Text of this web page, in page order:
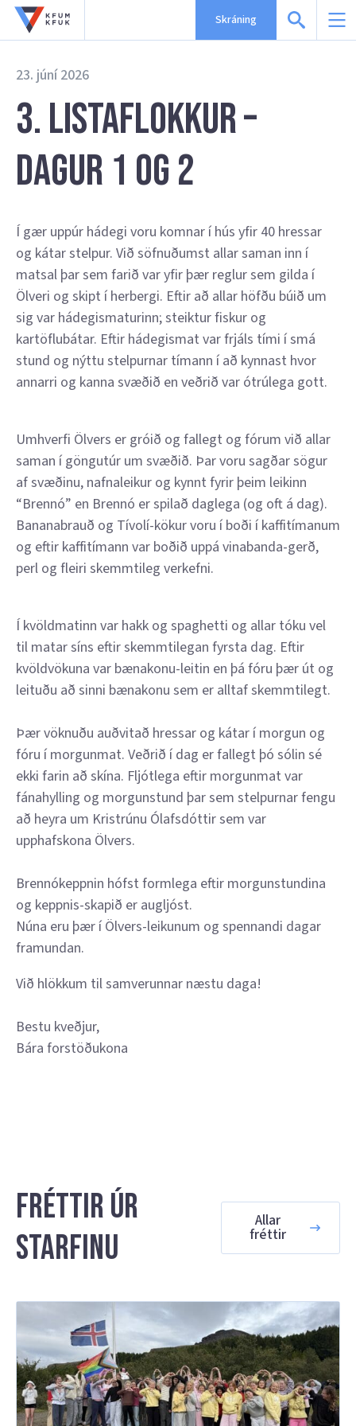
Skráning
23. júní 2026
3. Listaflokkur –
dagur 1 og 2
Í gær uppúr hádegi voru komnar í hús yfir 40 hressar
og kátar stelpur. Við söfnuðumst allar saman inn í
matsal þar sem farið var yfir þær reglur sem gilda í
Ölveri og skipt í herbergi. Eftir að allar höfðu búið um
sig var hádegismaturinn; steiktur fiskur og
kartöflubátar. Eftir hádegismat var frjáls tími í smá
stund og nýttu stelpurnar tímann í að kynnast hvor
annarri og kanna svæðið en veðrið var ótrúlega gott.
Umhverfi Ölvers er gróið og fallegt og fórum við allar
saman í göngutúr um svæðið. Þar voru sagðar sögur
af svæðinu, nafnaleikur og kynnt fyrir þeim leikinn
“Brennó” en Brennó er spilað daglega (og oft á dag).
Bananabrauð og Tívolí-kökur voru í boði í kaffitímanum
og eftir kaffitímann var boðið uppá vinabanda-gerð,
perl og fleiri skemmtileg verkefni.
Í kvöldmatinn var hakk og spaghetti og allar tóku vel
til matar síns eftir skemmtilegan fyrsta dag. Eftir
kvöldvökuna var bænakonu-leitin en þá fóru þær út og
leituðu að sinni bænakonu sem er alltaf skemmtilegt.
Þær vöknuðu auðvitað hressar og kátar í morgun og
fóru í morgunmat. Veðrið í dag er fallegt þó sólin sé
ekki farin að skína. Fljótlega eftir morgunmat var
fánahylling og morgunstund þar sem stelpurnar fengu
að heyra um Kristrúnu Ólafsdóttir sem var
upphafskona Ölvers.
Brennókeppnin hófst formlega eftir morgunstundina
og keppnis-skapið er augljóst.
Núna eru þær í Ölvers-leikunum og spennandi dagar
framundan.
Við hlökkum til samverunnar næstu daga!
Bestu kveðjur,
Bára forstöðukona
Fréttir úr
starfinu
Allar
fréttir